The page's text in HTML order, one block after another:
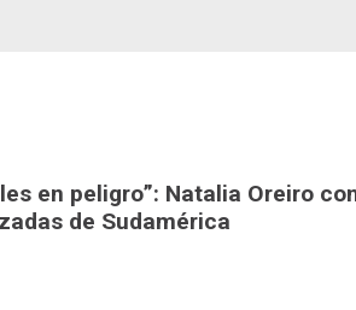
en peligro”: Natalia Oreiro
de Sudamérica